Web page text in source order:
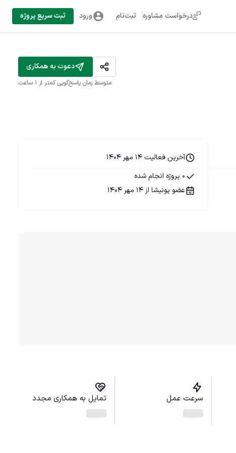
درخواست مشاوره ثبت‌نام ورود ثبت سریع پروژه
دعوت به همکاری
متوسط زمان پاسخ‌گویی کمتر از 1 ساعت
آخرین فعالیت 14 مهر 1404
0 پروژه انجام شده
عضو پونیشا از 14 مهر 1404
سرعت عمل تمایل به همکاری مجدد